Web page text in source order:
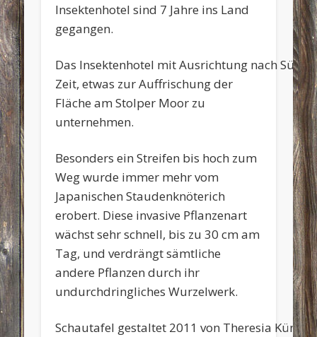
Insektenhotel sind 7 Jahre ins Land
gegangen.
Das Insektenhotel mit Ausrichtung nach Süden
Zeit, etwas zur Auffrischung der
Fläche am Stolper Moor zu
unternehmen.
Besonders ein Streifen bis hoch zum
Weg wurde immer mehr vom
Japanischen Staudenknöterich
erobert. Diese invasive Pflanzenart
wächst sehr schnell, bis zu 30 cm am
Tag, und verdrängt sämtliche
andere Pflanzen durch ihr
undurchdringliches Wurzelwerk.
Schautafel gestaltet 2011 von Theresia